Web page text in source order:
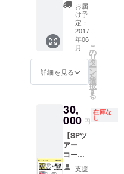
太郎が
が、あ
なたの
ために
オリジ
ナル即
興ソン
グを歌
ケット
は別途
必要に
なりま
す
ロック
ロック
ジェネ
レー
ショ
ン」 サ
ンデー
ブロマ
念撮影
奇妙礼
太郎の
即興ソ
ング for
you
※ツアー
3rd
AL「ロ
ミオと
ジュリ
エッ
ト」サ
イン入
り 古今
東西！
天才天
MC集～
（CD-
R） ワ
ンダフ
ルボー
イズ
3rd
お届
け予
定：
2017
年06
月
詳細を見る
こ
の
リ
タ
ー
ン
を
選
択
す
る
30,
000 円
在庫な
し
【SPツ
アー
コース
（東京
支援